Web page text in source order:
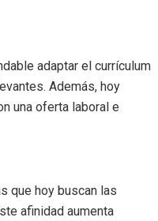
adaptar el currículum
Además, hoy
una oferta laboral e
que hoy buscan las
afinidad aumenta